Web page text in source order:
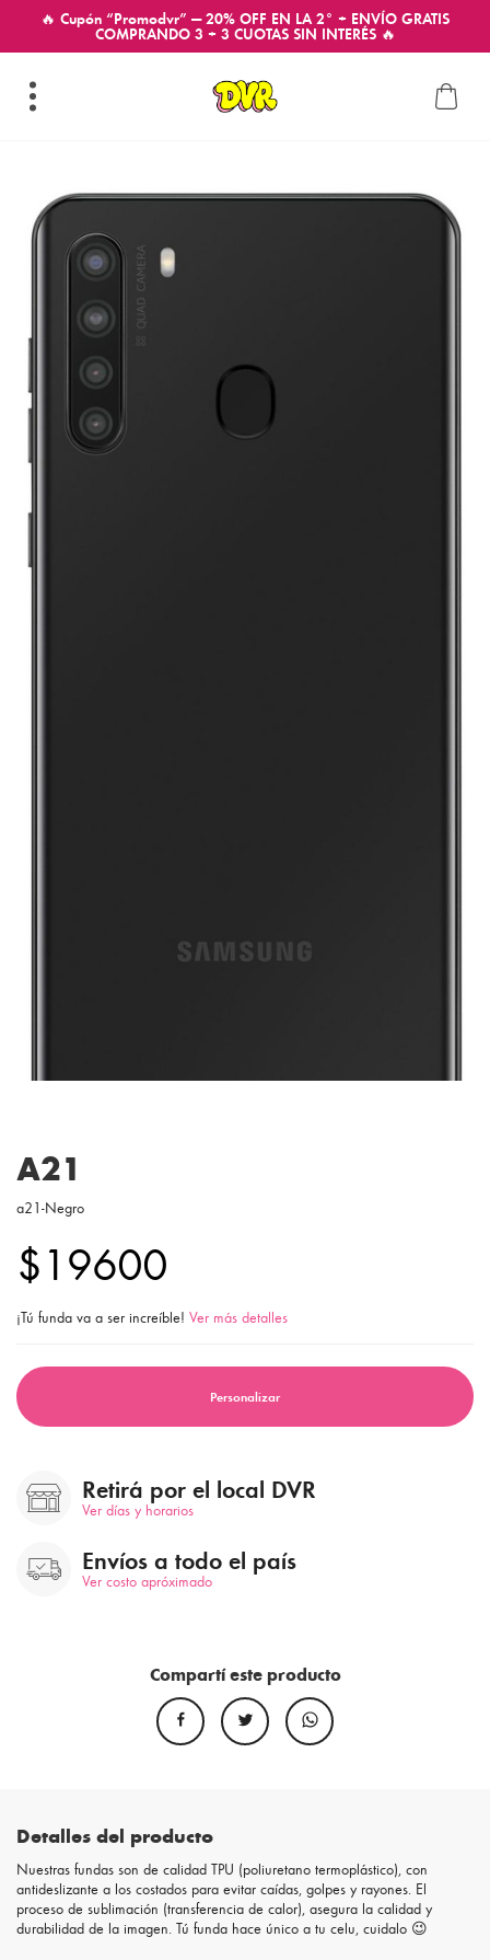
🔥 Cupón “Promodvr” — 20% OFF EN LA 2° + ENVÍO GRATIS
COMPRANDO 3 + 3 CUOTAS SIN INTERÉS 🔥
A21
a21-Negro
$19600
¡Tú funda va a ser increíble! Ver más detalles
Personalizar
Retirá por el local DVR
Ver días y horarios
Envíos a todo el país
Ver costo apróximado
Compartí este producto
Detalles del producto
Nuestras fundas son de calidad TPU (poliuretano termoplástico), con
antideslizante a los costados para evitar caídas, golpes y rayones. El
proceso de sublimación (transferencia de calor), asegura la calidad y
durabilidad de la imagen. Tú funda hace único a tu celu, cuidalo 😉